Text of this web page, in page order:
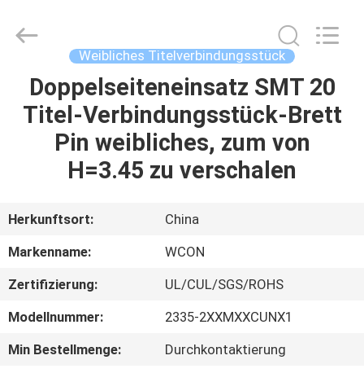
HAUS
PRODUKTE
UNS
AUSFLUG
QUALITÄTSKONTROLLE
Reserved.
Weibliches Titelverbindungsstück
Doppelseiteneinsatz SMT 20
Titel-Verbindungsstück-Brett
Pin weibliches, zum von
H=3.45 zu verschalen
Herkunftsort:
China
Markenname:
WCON
Zertifizierung:
UL/CUL/SGS/ROHS
Modellnummer:
2335-2XXMXXCUNX1
Min Bestellmenge:
Durchkontaktierung